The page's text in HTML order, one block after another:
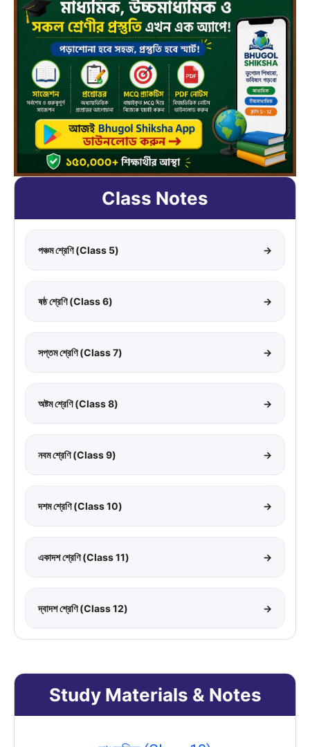
Class Notes
পঞ্চম শ্রেণি (Class 5) →
ষষ্ঠ শ্রেণি (Class 6) →
সপ্তম শ্রেণি (Class 7) →
অষ্টম শ্রেণি (Class 8) →
নবম শ্রেণি (Class 9) →
দশম শ্রেণি (Class 10) →
একাদশ শ্রেণি (Class 11) →
দ্বাদশ শ্রেণি (Class 12) →
Study Materials & Notes